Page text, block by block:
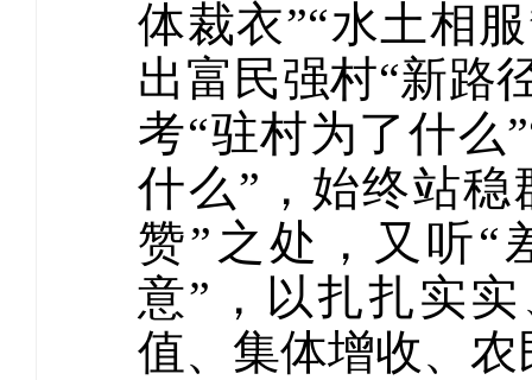
体裁衣”“水土相
出富民强村“新路
考“驻村为了什么
什么”，始终站
赞”之处，又听“
意”，以扎扎实
值、集体增收、